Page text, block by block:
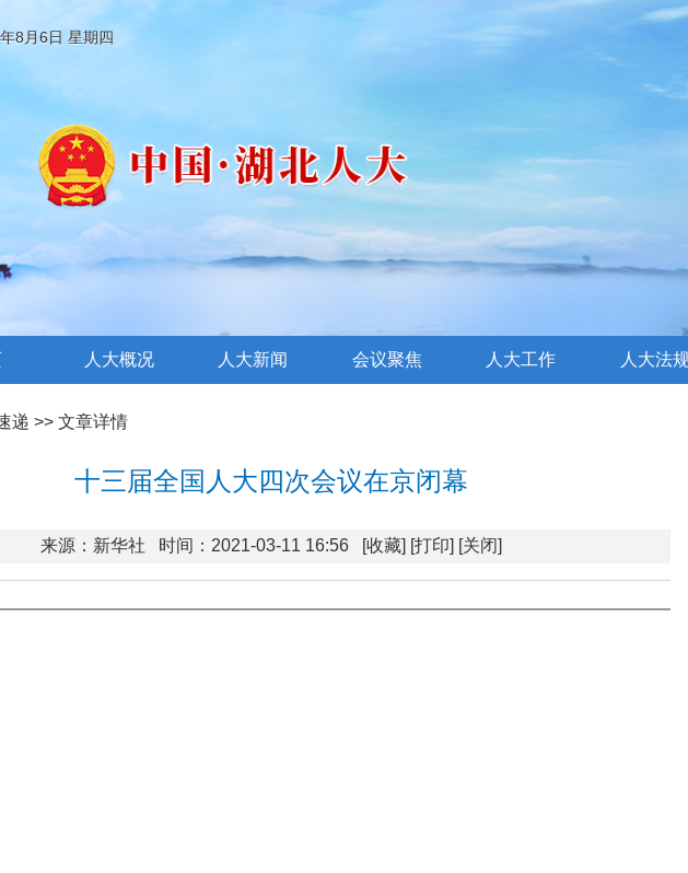
8月6日 星期四
人大概况 人大新闻 会议聚焦 人大工作 人大法
递 >> 文章详情
十三届全国人大四次会议在京闭幕
来源：新华社 时间：2021-03-11 16:56 [收藏] [打印] [关闭]